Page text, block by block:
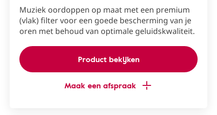
Muziek oordoppen op maat met een premium
(vlak) filter voor een goede bescherming van je
oren met behoud van optimale geluidskwaliteit.
Product bekijken
Maak een afspraak